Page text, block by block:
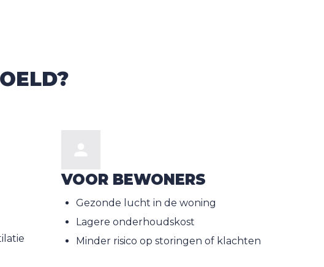
VOOR BEWONERS
Gezonde lucht in de woning
Lagere onderhoudskost
Minder risico op storingen of klachten